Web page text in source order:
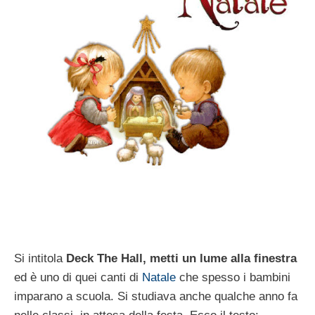
Si intitola Deck The Hall, metti un lume alla finestra
ed è uno di quei canti di Natale che spesso i bambini
imparano a scuola. Si studiava anche qualche anno fa